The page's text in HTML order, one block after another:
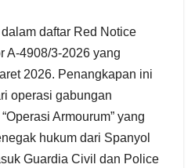
daftar Red Notice
A-4908/3-2026 yang
2026. Penangkapan ini
operasi gabungan
Armourum” yang
hukum dari Spanyol
Guardia Civil dan Police